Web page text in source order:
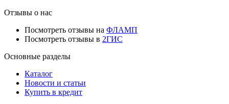
Отзывы о нас
Посмотреть отзывы на ФЛАМП
Посмотреть отзывы в 2ГИС
Основные разделы
Каталог
Новости и статьи
Купить в кредит